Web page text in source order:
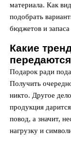
материала. Как
подобрать
бюджетов и
Какие
Подарок ради
Получить
никто. Другое
продукция
повод, а значит,
нагрузку и